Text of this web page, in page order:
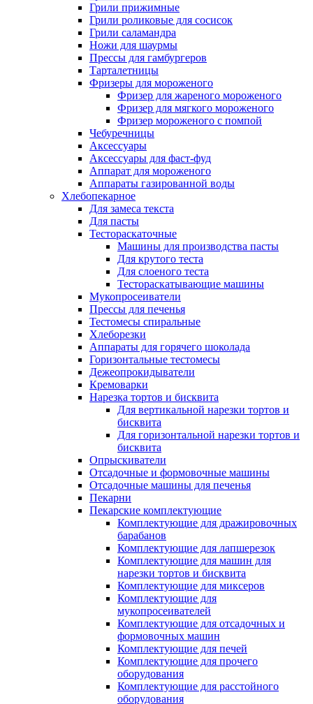
Грили прижимные
Грили роликовые для сосисок
Грили саламандра
Ножи для шаурмы
Прессы для гамбургеров
Тарталетницы
Фризеры для мороженого
Фризер для жареного мороженого
Фризер для мягкого мороженого
Фризер мороженого с помпой
Чебуречницы
Аксессуары
Аксессуары для фаст-фуд
Аппарат для мороженого
Аппараты газированной воды
Хлебопекарное
Для замеса текста
Для пасты
Тестораскаточные
Машины для производства пасты
Для крутого теста
Для слоеного теста
Тестораскатывающие машины
Мукопросеиватели
Прессы для печенья
Тестомесы спиральные
Хлеборезки
Аппараты для горячего шоколада
Горизонтальные тестомесы
Дежеопрокидыватели
Кремоварки
Нарезка тортов и бисквита
Для вертикальной нарезки тортов и
бисквита
Для горизонтальной нарезки тортов и
бисквита
Опрыскиватели
Отсадочные и формовочные машины
Отсадочные машины для печенья
Пекарни
Пекарские комплектующие
Комплектующие для дражировочных
барабанов
Комплектующие для лапшерезок
Комплектующие для машин для
нарезки тортов и бисквита
Комплектующие для миксеров
Комплектующие для
мукопросеивателей
Комплектующие для отсадочных и
формовочных машин
Комплектующие для печей
Комплектующие для прочего
оборудования
Комплектующие для расстойного
оборудования